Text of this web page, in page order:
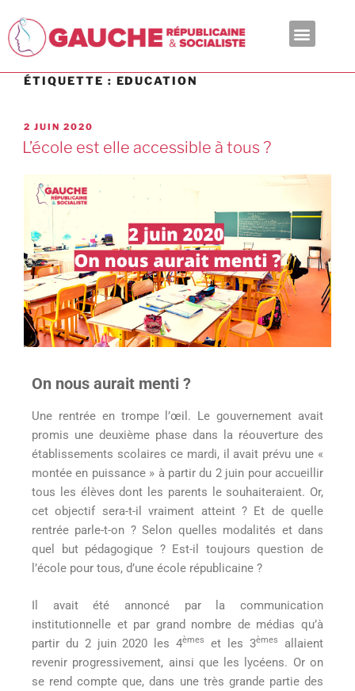
ÉTIQUETTE : EDUCATION
2 JUIN 2020
L’école est elle accessible à tous ?
On nous aurait menti ?
Une rentrée en trompe l’œil. Le gouvernement avait
promis une deuxième phase dans la réouverture des
établissements scolaires ce mardi, il avait prévu une «
montée en puissance » à partir du 2 juin pour accueillir
tous les élèves dont les parents le souhaiteraient. Or,
cet objectif sera-t-il vraiment atteint ? Et de quelle
rentrée parle-t-on ? Selon quelles modalités et dans
quel but pédagogique ? Est-il toujours question de
l’école pour tous, d’une école républicaine ?
Il avait été annoncé par la communication
institutionnelle et par grand nombre de médias qu’à
partir du 2 juin 2020 les 4èmes et les 3èmes
allaient
revenir progressivement, ainsi que les lycéens. Or on
se rend compte que, dans une très grande partie des